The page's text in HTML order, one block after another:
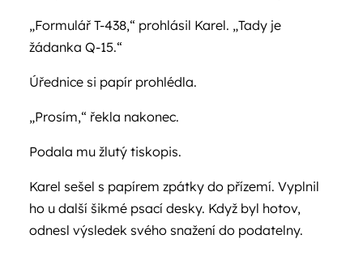
„Formulář T-438,“ prohlásil Karel. „Tady je
žádanka Q-15.“
Úřednice si papír prohlédla.
„Prosím,“ řekla nakonec.
Podala mu žlutý tiskopis.
Karel sešel s papírem zpátky do přízemí. Vyplnil
ho u další šikmé psací desky. Když byl hotov,
odnesl výsledek svého snažení do podatelny.